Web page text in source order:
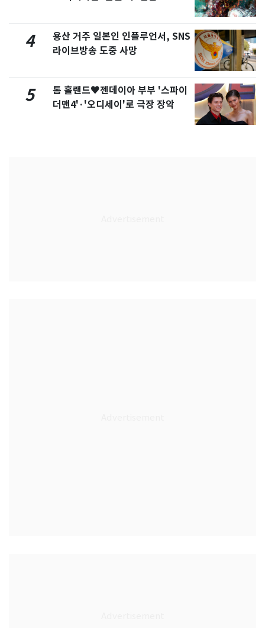
4
용산 거주 일본인 인플루언서, SNS
라이브방송 도중 사망
5
톰 홀랜드♥젠데이아 부부 '스파이
더맨4'·'오디세이'로 극장 장악